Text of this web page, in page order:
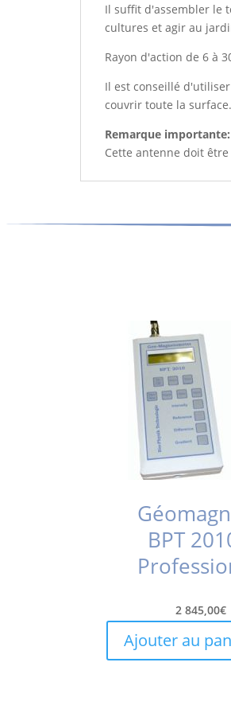
Il suffit d'assembler le
cultures et agir au
Rayon d'action de 6 à
Il est conseillé
couvrir toute la
Remarque importante:
Cette antenne doit
BPT
2 845,00€
Ajouter au